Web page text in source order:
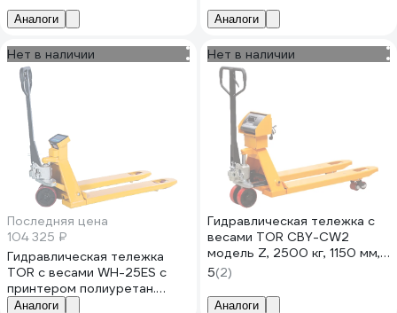
Аналоги Аналоги
Нет в наличии
Последняя цена
104 325 ₽
Гидравлическая тележка
TOR с весами WH-25ES с
принтером полиуретан.
колеса 1010038
Аналоги
Нет в наличии
Гидравлическая тележка с
весами TOR CBY-CW2
модель Z, 2500 кг, 1150 мм,
полиуретановые колеса
1023986
5(2)
Аналоги